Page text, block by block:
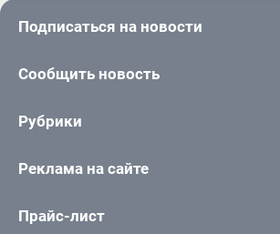
Подписаться на новости
Сообщить новость
Рубрики
Реклама на сайте
Прайс-лист